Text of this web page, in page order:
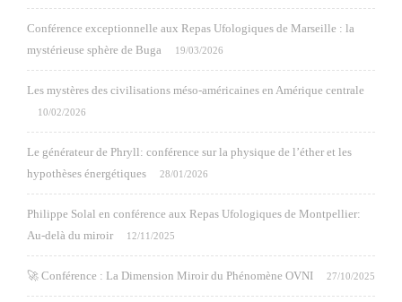
Conférence exceptionnelle aux Repas Ufologiques de Marseille : la
mystérieuse sphère de Buga
19/03/2026
Les mystères des civilisations méso-américaines en Amérique centrale
10/02/2026
Le générateur de Phryll: conférence sur la physique de l’éther et les
hypothèses énergétiques
28/01/2026
Philippe Solal en conférence aux Repas Ufologiques de Montpellier:
Au-delà du miroir
12/11/2025
🚀 Conférence : La Dimension Miroir du Phénomène OVNI 27/10/2025